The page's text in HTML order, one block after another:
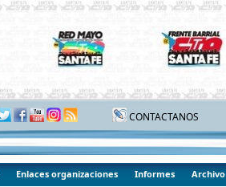
CONTACTANOS
Enlaces organizaciones Informes Archivo